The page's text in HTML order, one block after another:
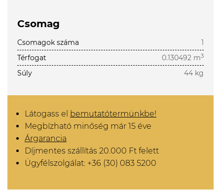
Csomag
Csomagok száma
1
Térfogat
0.130492 m3
Súly 44 kg
Látogass el bemutatótermünkbe!
Megbízható minőség már 15 éve
Árgarancia
Díjmentes szállítás 20.000 Ft felett
Ügyfélszolgálat: +36 (30) 083 5200